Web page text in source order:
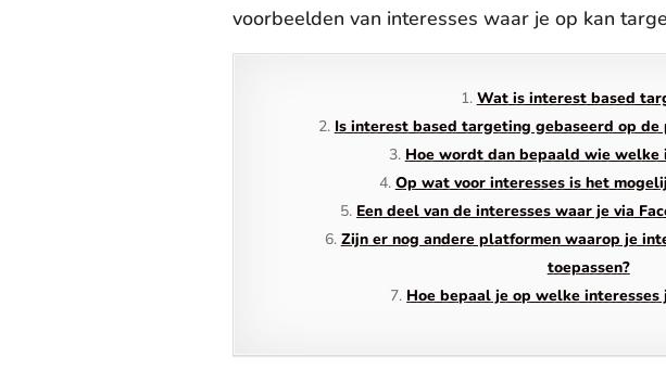
voorbeelden van interesses waar je op kan
Wat is interest based
Is interest based targeting gebaseerd op de
Hoe wordt dan bepaald wie welke
Op wat voor interesses is het
Een deel van de interesses waar je via
Zijn er nog andere platformen waarop je
toepassen?
Hoe bepaal je op welke